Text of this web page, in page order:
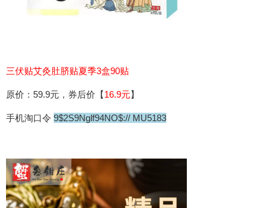
三伏贴艾灸肚脐贴夏季3盒90贴
原价：59.9元，券后价【16.9元】
手机淘口令 9$2S9Nglf94NO$:// MU5183